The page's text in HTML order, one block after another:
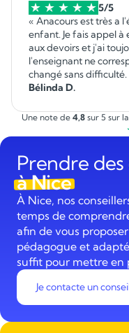
5/5
« Anacours est très a
enfant. Je fais appel à
aux devoirs et j'ai
l'enseignant ne
changé sans difficulté.
Bélinda D.
Une note de 4,8sur 5 sur
Prendre des
à Nice
À Nice, nos
temps de
afin de vous
pédagogue et
suffit pour mettre en
Je contacte un